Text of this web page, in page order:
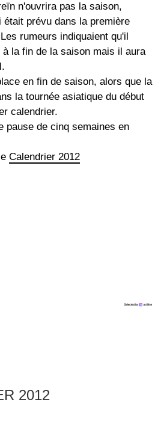
n'ouvrira pas la saison,
prévu dans la première
rumeurs indiquaient qu'il
la fin de la saison mais il aura
en fin de saison, alors que la
la tournée asiatique du début
calendrier.
pause de cinq semaines en
Calendrier 2012
2012